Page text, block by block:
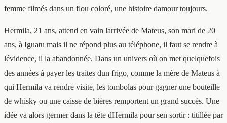
femme filmés dans un flou coloré, une histoire damour toujours.
Hermila, 21 ans, attend en vain larrivée de Mateus, son mari de 20
ans, à Iguatu mais il ne répond plus au téléphone, il faut se rendre à
lévidence, il la abandonnée. Dans un univers où on met quelquefois
des années à payer les traites dun frigo, comme la mère de Mateus à
qui Hermila va rendre visite, les tombolas pour gagner une bouteille
de whisky ou une caisse de bières remportent un grand succès. Une
idée va alors germer dans la tête dHermila pour sen sortir : titillée par